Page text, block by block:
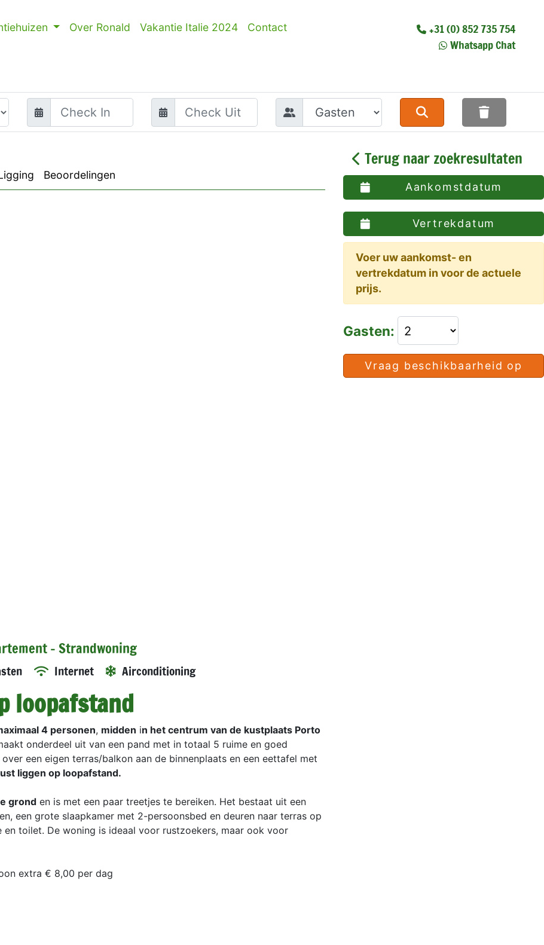
Over Ronald Vakantie Italie 2024 Contact
+31 (0) 852 735 754
Whatsapp Chat
Beoordelingen
- Strandwoning
Internet Airconditioning
loopafstand
4 personen, midden in het centrum van de kustplaats Porto
onderdeel uit van een pand met in totaal 5 ruime en goed
een eigen terras/balkon aan de binnenplaats en een eettafel met
liggen op loopafstand.
grond en is met een paar treetjes te bereiken. Het bestaat uit een
een grote slaapkamer met 2-persoonsbed en deuren naar terras op
toilet. De woning is ideaal voor rustzoekers, maar ook voor
extra € 8,00 per dag
Terug naar zoekresultaten
Aankomstdatum
Vertrekdatum
Voer uw aankomst- en
vertrekdatum in voor de actuele
prijs.
Gasten:
Vraag beschikbaarheid op